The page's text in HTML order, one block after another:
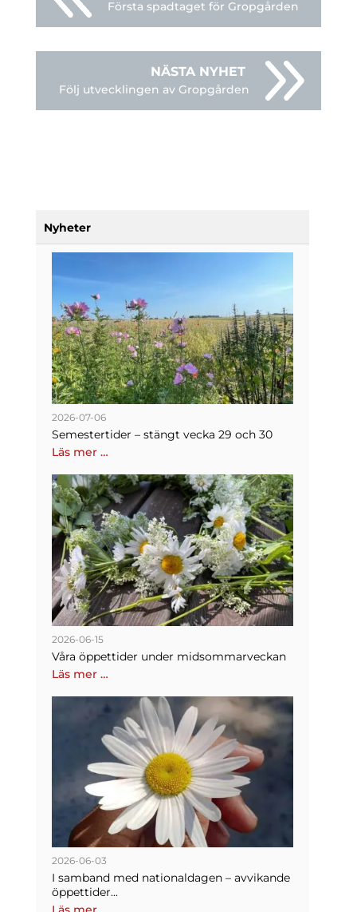
Nyheter
2026-07-06
Semestertider – stängt vecka 29 och 30
Läs mer …
2026-06-15
Våra öppettider under midsommarveckan
Läs mer …
2026-06-03
I samband med nationaldagen – avvikande
öppettider...
Första spadtaget för Gropgården
Följ utvecklingen av Gropgården